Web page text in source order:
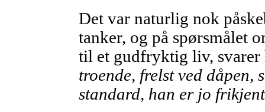
Det var naturlig nok
tanker, og på spørsmålet
til et gudfryktig liv,
troende, frelst ved dåpen,
standard, han er jo